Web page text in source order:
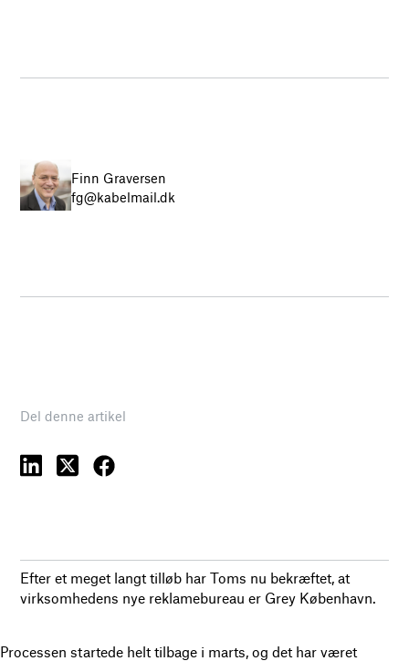
Finn Graversen
fg@kabelmail.dk
Del denne artikel
Efter et meget langt tilløb har Toms nu bekræftet, at
virksomhedens nye reklamebureau er Grey København.
Processen startede helt tilbage i marts, og det har været